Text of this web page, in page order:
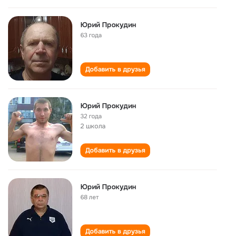
Юрий Прокудин
63 года
Добавить в друзья
Юрий Прокудин
32 года
2 школа
Добавить в друзья
Юрий Прокудин
68 лет
Добавить в друзья